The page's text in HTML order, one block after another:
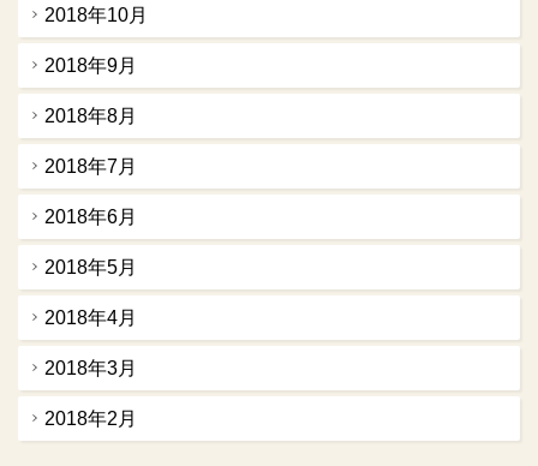
2018年10月
2018年9月
2018年8月
2018年7月
2018年6月
2018年5月
2018年4月
2018年3月
2018年2月